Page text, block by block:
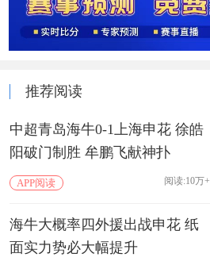
推荐阅读
中超青岛海牛0-1上海申花 徐皓
阳破门制胜 牟鹏飞献神扑
APP阅读 阅读:10万+
海牛大概率四外援出战申花 纸
面实力势必大幅提升